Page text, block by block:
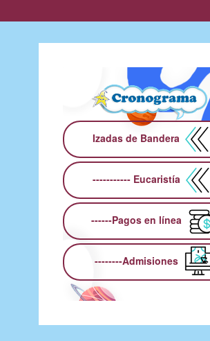
Izadas de Bandera
----------- Eucaristía
------Pagos en línea
--------Admisiones